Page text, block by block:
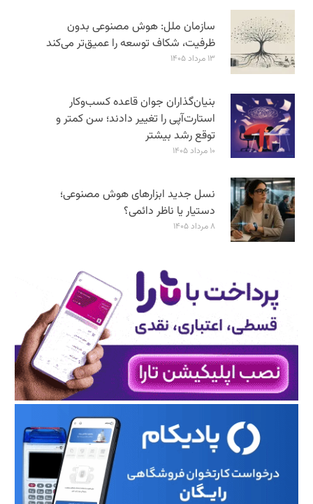
سازمان ملل: هوش مصنوعی بدون
ظرفیت، شکاف توسعه را عمیق‌تر می‌کند
۱۳ مرداد ۱۴۰۵
بنیان‌گذاران جوان قاعده کسب‌وکار
استارت‌آپی را تغییر دادند؛ سن‌ کمتر و
توقع رشد بیشتر
۱۰ مرداد ۱۴۰۵
نسل جدید ابزارهای هوش مصنوعی؛
دستیار یا ناظر دائمی؟
۸ مرداد ۱۴۰۵